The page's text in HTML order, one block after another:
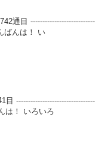
通目 ---------------------------
ばんは！ い
---------------------------------
は！ いろいろ